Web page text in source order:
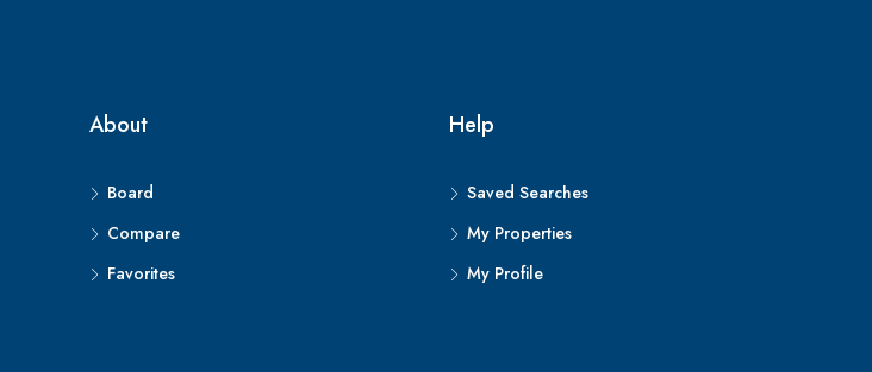
About
Board
Compare
Favorites
Help
Saved Searches
My Properties
My Profile